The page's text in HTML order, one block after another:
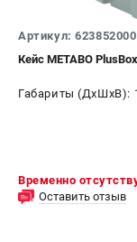
Артикул: 623852000
Кейс METABO
Габариты (ДхШхВ):
Временно
Оставить отзыв